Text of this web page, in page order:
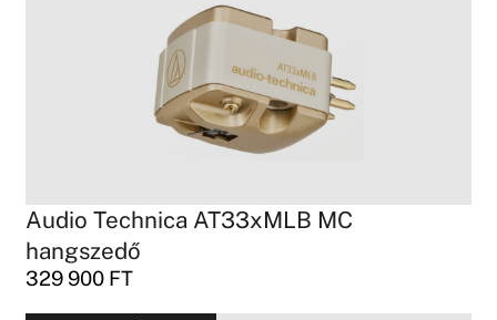
Audio Technica AT33xMLB MC
hangszedő
329 900 FT